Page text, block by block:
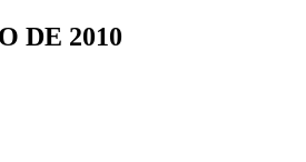
DE 2010